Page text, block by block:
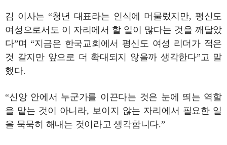
김 이사는 “청년 대표라는 인식에 머물렀지만, 평신도
여성으로서도 이 자리에서 할 일이 많다는 것을 깨달았
다”며 “지금은 한국교회에서 평신도 여성 리더가 적은
것 같지만 앞으로 더 확대되지 않을까 생각한다”고 말
했다.
“신앙 안에서 누군가를 이끈다는 것은 눈에 띄는 역할
을 맡는 것이 아니라, 보이지 않는 자리에서 필요한 일
을 묵묵히 해내는 것이라고 생각합니다.”